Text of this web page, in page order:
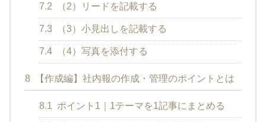
7.2 （2）リードを記載する
7.3 （3）小見出しを記載する
7.4 （4）写真を添付する
8 【作成編】社内報の作成・管理のポイントとは
8.1 ポイント1｜1テーマを1記事にまとめる